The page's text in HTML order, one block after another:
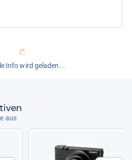
Info wird geladen...
aus